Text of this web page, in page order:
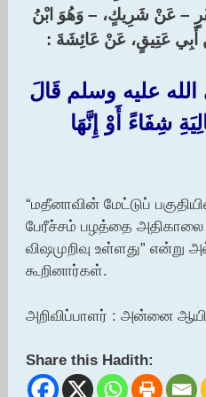
– عَنْ شَرِيكٍ، – وَهُوَ ابْنُ
أَبِي عَتِيقٍ، عَنْ عَائِشَةَ :‏
عليه وسلم قَالَ
شِفَاءً أَوْ إِنَّهَا
“மதீனாவின் மேட்டுப்
பேரீச்சம் பழத்தை
விஷமுறிவு உள்ளது”
கூறினார்கள்.
அறிவிப்பாளர் : அன்னை
Share this Hadith: